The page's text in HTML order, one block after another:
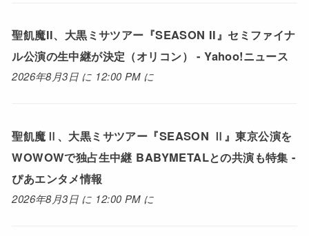
聖飢魔II、大黒ミサツアー『SEASON II』セミファイナ
ル公演の生中継が決定（オリコン） - Yahoo!ニュース
2026年8月3日 に 12:00 PM に
聖飢魔Ⅱ、大黒ミサツアー『SEASON Ⅱ』東京公演を
WOWOWで独占生中継 BABYMETALとの共演も特集 -
ぴあエンタメ情報
2026年8月3日 に 12:00 PM に